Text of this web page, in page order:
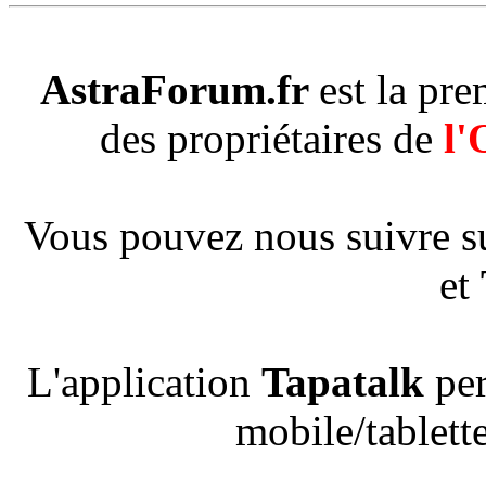
AstraForum.fr est la
des propriétaires de
Vous pouvez nous suivre
et
L'application Tapatalk
mobile/